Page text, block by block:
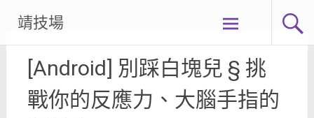
content
靖技場
[Android] 別踩白塊兒 § 挑
戰你的反應力、大腦手指的